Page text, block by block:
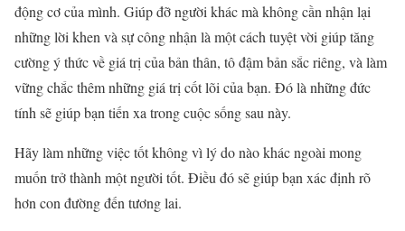
động cơ của mình. Giúp đỡ người khác mà không cần nhận lại
những lời khen và sự công nhận là một cách tuyệt vời giúp tăng
cường ý thức về giá trị của bản thân, tô đậm bản sắc riêng, và làm
vững chắc thêm những giá trị cốt lõi của bạn. Đó là những đức
tính sẽ giúp bạn tiến xa trong cuộc sống sau này.
Hãy làm những việc tốt không vì lý do nào khác ngoài mong
muốn trở thành một người tốt. Điều đó sẽ giúp bạn xác định rõ
hơn con đường đến tương lai.